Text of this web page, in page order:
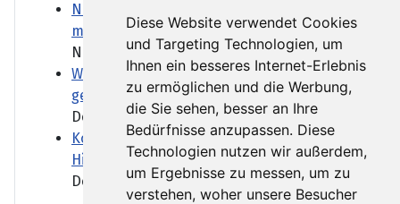
Diese Website verwendet Cookies
und Targeting Technologien, um
Ihnen ein besseres Internet-Erlebnis
zu ermöglichen und die Werbung,
die Sie sehen, besser an Ihre
Bedürfnisse anzupassen. Diese
Technologien nutzen wir außerdem,
um Ergebnisse zu messen, um zu
verstehen, woher unsere Besucher
Nationaler Sicherheitsrat tagt zu Vorfall
mit Sprengstoff-Drohne
Nach dem Vorfall mit einer...
Wie gut ist Deutschland vor Drohnen
geschützt?
Der Flughafen Leipzig/Halle...
Kommunen fordern "Kraftakt" für
Hitzeschutz und Wasserversorgung
Deutschlands Flüsse führen...